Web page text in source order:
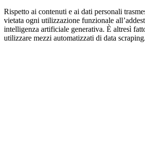
Rispetto ai contenuti e ai dati personali
vietata ogni utilizzazione funzionale
intelligenza artificiale generativa. È altresì
utilizzare mezzi automatizzati di data scraping.